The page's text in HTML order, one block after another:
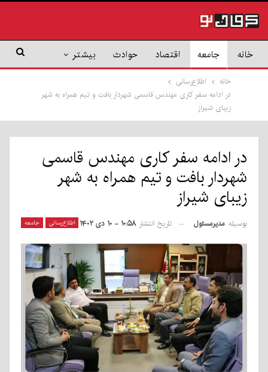
خانه جامعه اقتصاد حوادث بیشتر
خانه
اطلاع‌رسانی
در ادامه سفر کاری مهندس قاسمی شهردار بافت و تیم همراه به شهر
زیبای شیراز
در ادامه سفر کاری مهندس قاسمی
شهردار بافت و تیم همراه به شهر
زیبای شیراز
اطلاع‌رسانی جامعه بوسیله مدیرمسئول تاریخ انتشار ۱۰:۵۸ - ۱۰ دی ۱۴۰۲